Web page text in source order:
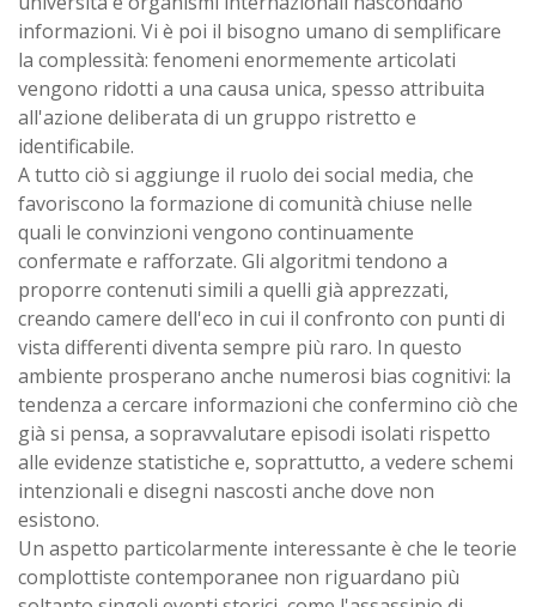
informazioni. Vi è poi il bisogno umano di semplificare
la complessità: fenomeni enormemente articolati
vengono ridotti a una causa unica, spesso attribuita
all'azione deliberata di un gruppo ristretto e
identificabile.
A tutto ciò si aggiunge il ruolo dei social media, che
favoriscono la formazione di comunità chiuse nelle
quali le convinzioni vengono continuamente
confermate e rafforzate. Gli algoritmi tendono a
proporre contenuti simili a quelli già apprezzati,
creando camere dell'eco in cui il confronto con punti di
vista differenti diventa sempre più raro. In questo
ambiente prosperano anche numerosi bias cognitivi: la
tendenza a cercare informazioni che confermino ciò che
già si pensa, a sopravvalutare episodi isolati rispetto
alle evidenze statistiche e, soprattutto, a vedere schemi
intenzionali e disegni nascosti anche dove non
esistono.
Un aspetto particolarmente interessante è che le teorie
complottiste contemporanee non riguardano più